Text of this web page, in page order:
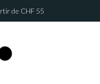
de CHF 55